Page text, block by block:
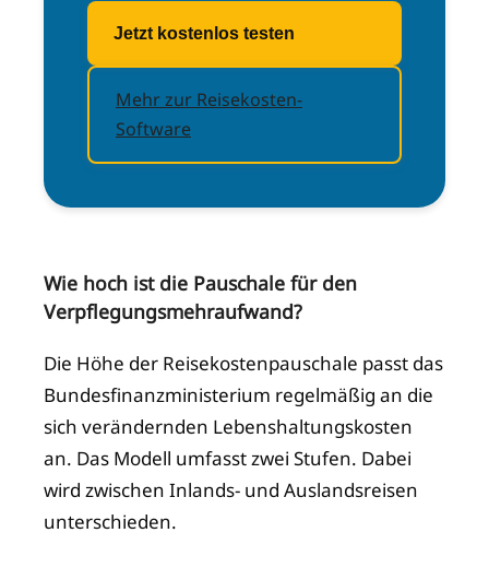
Jetzt kostenlos testen
Mehr zur Reisekosten-
Software
Wie hoch ist die Pauschale für den
Verpflegungsmehraufwand?
Die Höhe der Reisekostenpauschale passt das
Bundesfinanzministerium regelmäßig an die
sich verändernden Lebenshaltungskosten
an. Das Modell umfasst zwei Stufen. Dabei
wird zwischen Inlands- und Auslandsreisen
unterschieden.